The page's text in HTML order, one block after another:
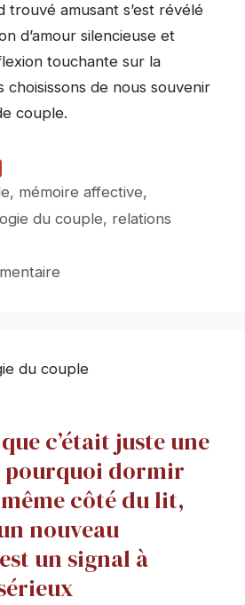
trouvé amusant s’est révélé
d’amour silencieuse et
touchante sur la
choisissons de nous souvenir
couple.
, mémoire affective,
du couple, relations
du couple
c’était juste une
pourquoi dormir
côté du lit,
nouveau
un signal à